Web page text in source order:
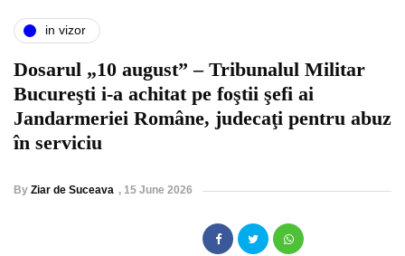
in vizor
Dosarul „10 august” – Tribunalul Militar
Bucureşti i-a achitat pe foştii şefi ai
Jandarmeriei Române, judecaţi pentru abuz
în serviciu
By Ziar de Suceava , 15 June 2026